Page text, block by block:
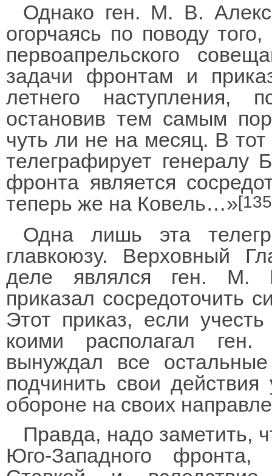
Однако ген. М. В.
огорчаясь по поводу
первоапрельского
задачи фронтам и
летнего наступления,
остановив тем самым
чуть ли не на месяц. В
телеграфирует генералу
фронта является
теперь же на Ковель…»
Одна лишь эта
главкоюзу. Верховный
деле являлся ген. М.
приказал сосредоточить
Этот приказ, если
коими располагал
вынуждал все
подчинить свои
обороне на своих
Правда, надо заметить,
Юго-Западного фронта,